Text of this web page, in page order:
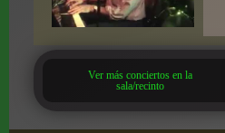
Ver más conciertos en la
sala/recinto